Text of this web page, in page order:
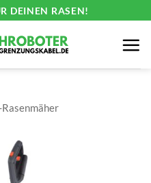
DEINEN RASEN!